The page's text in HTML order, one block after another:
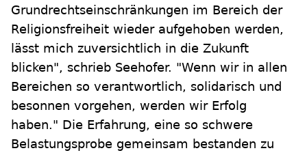
Grundrechtseinschränkungen im Bereich der
Religionsfreiheit wieder aufgehoben werden,
lässt mich zuversichtlich in die Zukunft
blicken", schrieb Seehofer. "Wenn wir in allen
Bereichen so verantwortlich, solidarisch und
besonnen vorgehen, werden wir Erfolg
haben." Die Erfahrung, eine so schwere
Belastungsprobe gemeinsam bestanden zu